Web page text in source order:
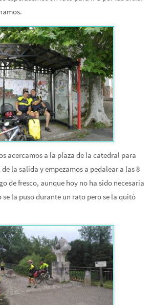
acercamos a la plaza de la catedral para
la salida y empezamos a pedalear a las 8
de fresco, aunque hoy no ha sido necesaria
la puso durante un rato pero se la quitó